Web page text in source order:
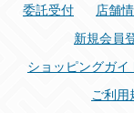
委託受付
店舗
新規会員
ショッピングガイ
ご利用